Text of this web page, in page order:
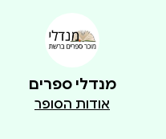
מנדלי ספרים
אודות הסופר